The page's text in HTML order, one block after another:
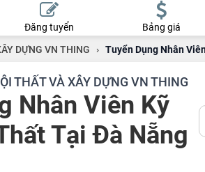
Đăng tuyển Bảng giá
DỰNG VN THING › Tuyển Dụng Nhân
THẤT VÀ XÂY DỰNG VN THING
Nhân Viên Kỹ
Tại Đà Nẵng